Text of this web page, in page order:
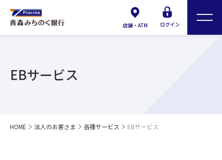
店舗・ATM ログイン
EBサービス
HOME 法人のお客さま 各種サービス EBサービス